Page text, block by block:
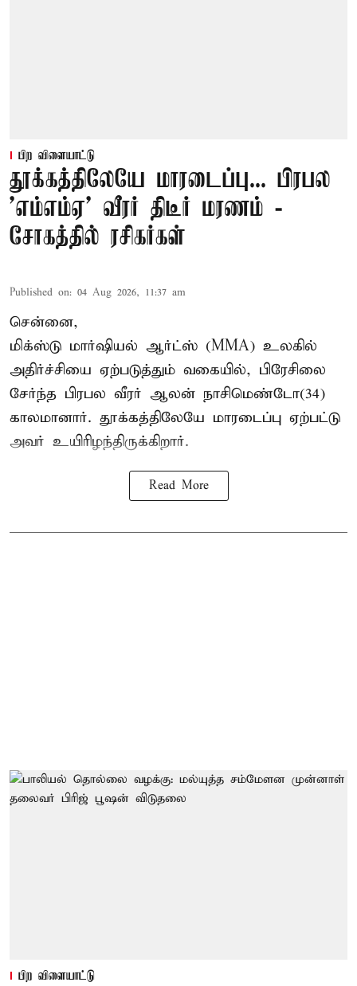
பிற விளையாட்டு
தூக்கத்திலேயே மாரடைப்பு... பிரபல
’எம்எம்ஏ’ வீரர் திடீர் மரணம் -
சோகத்தில் ரசிகர்கள்
Published on: 04 Aug 2026, 11:37 am
சென்னை,
மிக்ஸ்டு மார்ஷியல் ஆர்ட்ஸ் (MMA) உலகில்
அதிர்ச்சியை ஏற்படுத்தும் வகையில், பிரேசிலை
சேர்ந்த பிரபல வீரர் ஆலன் நாசிமெண்டோ(34)
காலமானார். தூக்கத்திலேயே மாரடைப்பு ஏற்பட்டு
அவர் உயிரிழந்திருக்கிறார்.
Read More
பிற விளையாட்டு